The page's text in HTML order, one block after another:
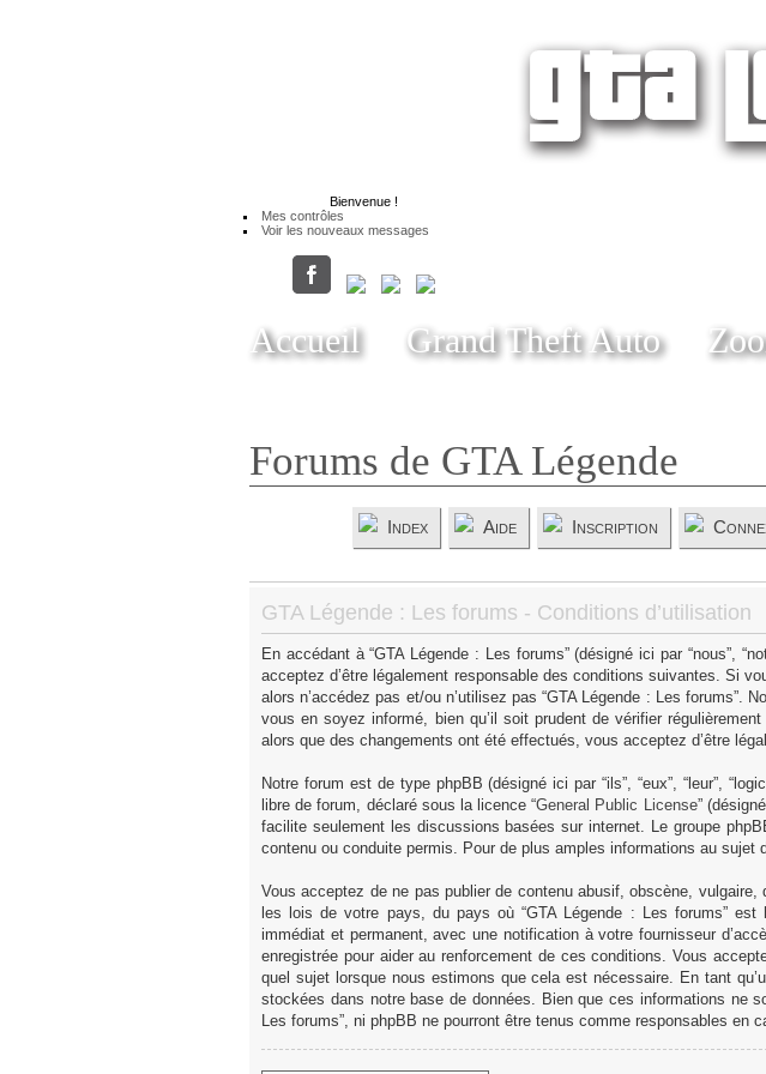
Bienvenue !
Mes contrôles
Voir les nouveaux messages
Accueil Grand Theft Auto
Forums de GTA Légende
Index Aide Inscription
GTA Légende : Les forums - Conditions d’utilisation
En accédant à “GTA Légende : Les forums” (désigné ici par “nous”,
acceptez d’être légalement responsable des conditions suivantes. Si
alors n’accédez pas et/ou n’utilisez pas “GTA Légende : Les forums”.
vous en soyez informé, bien qu’il soit prudent de vérifier
alors que des changements ont été effectués, vous acceptez d’être
Notre forum est de type phpBB (désigné ici par “ils”, “eux”, “leur”,
libre de forum, déclaré sous la licence “General Public License”
facilite seulement les discussions basées sur internet. Le groupe
contenu ou conduite permis. Pour de plus amples informations au sujet
Vous acceptez de ne pas publier de contenu abusif, obscène,
les lois de votre pays, du pays où “GTA Légende : Les forums”
immédiat et permanent, avec une notification à votre fournisseur
enregistrée pour aider au renforcement de ces conditions. Vous
quel sujet lorsque nous estimons que cela est nécessaire. En tant
stockées dans notre base de données. Bien que ces informations ne
Les forums”, ni phpBB ne pourront être tenus comme responsables